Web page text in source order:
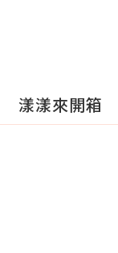
漾漾來開箱